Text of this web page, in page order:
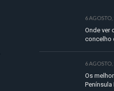
6 AGOSTO,
Onde ver
concelho
6 AGOSTO,
Os